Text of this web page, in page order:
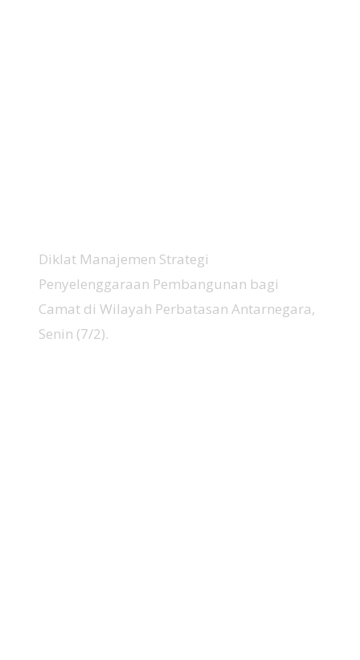
Diklat Manajemen Strategi
Penyelenggaraan Pembangunan bagi
Camat di Wilayah Perbatasan Antarnegara,
Senin (7/2).